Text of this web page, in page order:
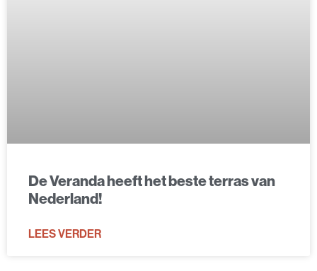
De Veranda heeft het beste terras van
Nederland!
LEES VERDER